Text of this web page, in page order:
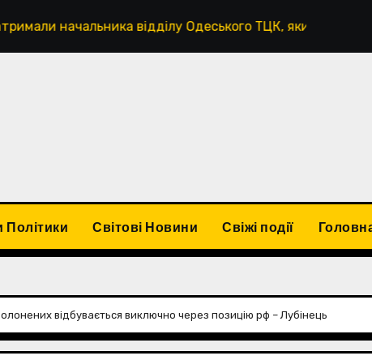
відділу Одеського ТЦК, який вимагав 500
Політики Світові Новини Свіжі події
відбувається виключно через позицію рф – Лубінець